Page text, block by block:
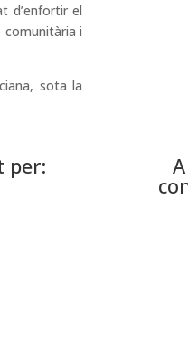
d’enfortir el
i
sota la
per: